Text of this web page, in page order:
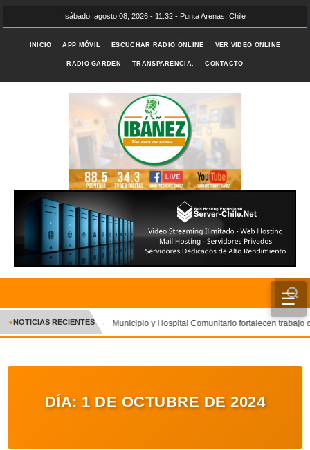
sábado, agosto 08, 2026 - 11:32 - Punta Arenas, Chile
INICIO APP MÓVIL ESCUCHAR RADIO ONLINE VER VIDEO ONLINE
RADIO GARDEN TRANSPARENCIA. CONTACTO
☰
INICIO
CRÓNICA
ENTRETENIMIENTO Y CULTURA
NOTICIAS RECIENTES Municipio y Hospital Comunitario fortalecen trabajo
DÍA: 1 DE OCTUBRE DE 2024